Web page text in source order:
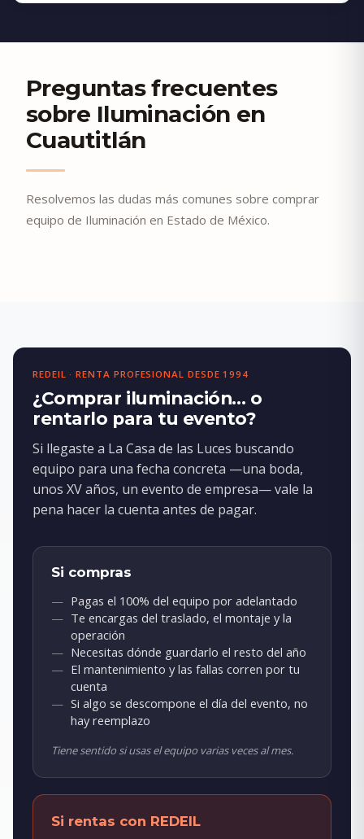
Preguntas frecuentes
sobre Iluminación en
Cuautitlán
Resolvemos las dudas más comunes sobre comprar
equipo de Iluminación en Estado de México.
REDEIL · RENTA PROFESIONAL DESDE 1994
¿Comprar iluminación… o
rentarlo para tu evento?
Si llegaste a La Casa de las Luces buscando
equipo para una fecha concreta —una boda,
unos XV años, un evento de empresa— vale la
pena hacer la cuenta antes de pagar.
Si compras
Pagas el 100% del equipo por adelantado
Te encargas del traslado, el montaje y la
operación
Necesitas dónde guardarlo el resto del año
El mantenimiento y las fallas corren por tu
cuenta
Si algo se descompone el día del evento, no
hay reemplazo
Tiene sentido si usas el equipo varias veces al mes.
Si rentas con REDEIL